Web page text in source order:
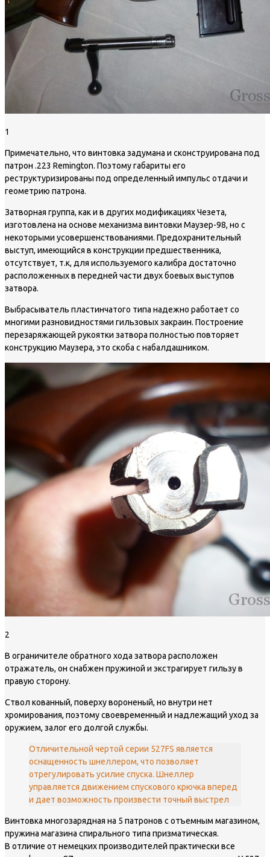
1
Примечательно, что винтовка задумана и сконструирована под
патрон .223 Remington. Поэтому габариты его
реструктуризированы под определенный импульс отдачи и
геометрию патрона.
Затворная группа, как и в других модификациях Чезета,
изготовлена на основе механизма винтовки Маузер-98, но с
некоторыми усовершенствованиями. Предохранительный
выступ, имеющийся в конструкции предшественника,
отсутствует, т.к, для используемого калибра достаточно
расположенных в передней части двух боевых выступов
затвора.
Выбрасыватель пластинчатого типа надежно работает со
многими разновидностями гильзовых закраин. Построение
перезаряжающей рукоятки затвора полностью повторяет
конструкцию Маузера, это скоба с набалдашником.
2
В ограничителе обратного хода затвора расположен
отражатель, он снабжен пружиной и экстрагирует гильзу в
правую сторону.
Ствол кованный, поверху вороненый, но внутри нет
хромирования, поэтому своевременный и надлежащий уход за
оружием, залог его долгой службы.
Отличительной чертой серии 527FS является
оснащенность шнеллером, что позволяет
отрегулировать усилие спуска. Шнеллер
управляется движением спускового крючка вперед
и дает возможность произвести точный выстрел
Винтовка многозарядная на 5 патронов с отъемным магазином,
пружина магазина спирального типа призматическая.
В отличие от немецких производителей практически все